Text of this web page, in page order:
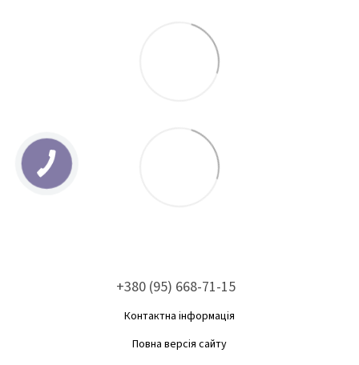
+380 (95) 668-71-15
Контактна інформація
Повна версія сайту